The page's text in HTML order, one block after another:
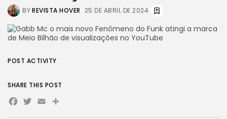
BYREVISTA HOVER 25 DE ABRIL DE 2024
POST ACTIVITY
SHARE THIS POST
Facebook
Twitter
EmailShare